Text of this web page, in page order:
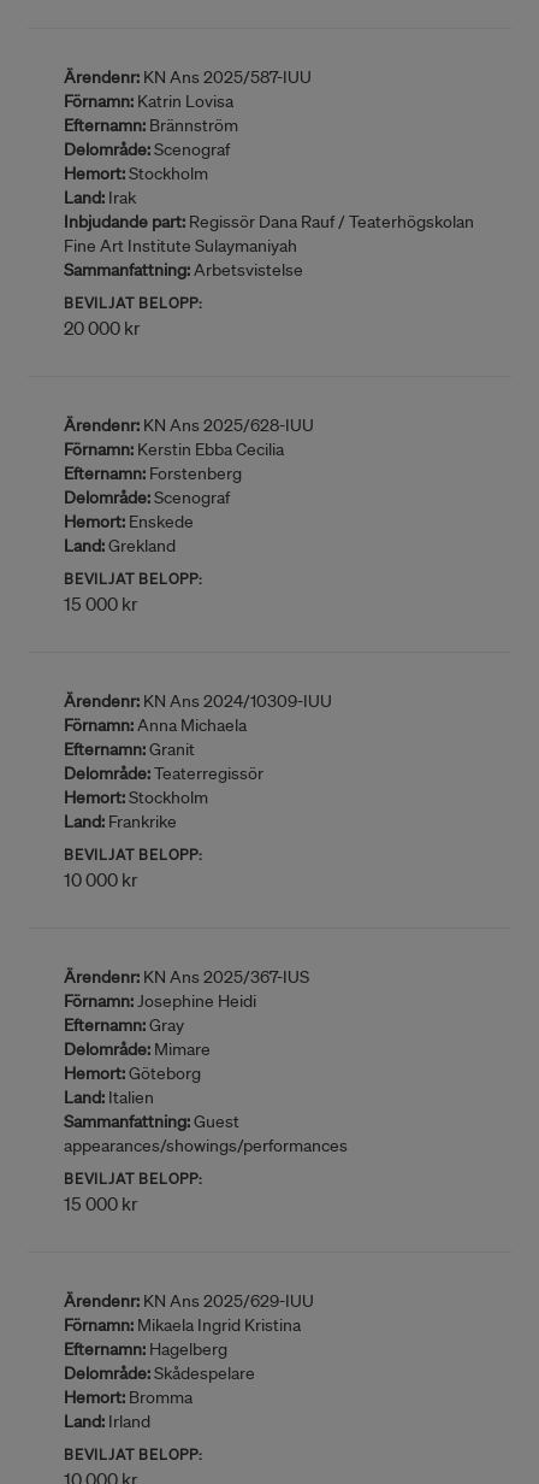
Ärendenr: KN Ans 2025/587-IUU
Förnamn: Katrin Lovisa
Efternamn: Brännström
Delområde:Scenograf
Hemort:Stockholm
Land: Irak
Inbjudande part: Regissör Dana Rauf / Teaterhögskolan
Fine Art Institute Sulaymaniyah
Sammanfattning:Arbetsvistelse
BEVILJAT BELOPP:
20 000 kr
Ärendenr: KN Ans 2025/628-IUU
Förnamn: Kerstin Ebba Cecilia
Efternamn: Forstenberg
Delområde:Scenograf
Hemort: Enskede
Land:Grekland
BEVILJAT BELOPP:
15 000 kr
Ärendenr: KN Ans 2024/10309-IUU
Förnamn:Anna Michaela
Efternamn:Granit
Delområde:Teaterregissör
Hemort:Stockholm
Land: Frankrike
BEVILJAT BELOPP:
10 000 kr
Ärendenr: KN Ans 2025/367-IUS
Förnamn:Josephine Heidi
Efternamn:Gray
Delområde: Mimare
Hemort:Göteborg
Land: Italien
Sammanfattning:Guest
appearances/showings/performances
BEVILJAT BELOPP:
15 000 kr
Ärendenr: KN Ans 2025/629-IUU
Förnamn: Mikaela Ingrid Kristina
Efternamn: Hagelberg
Delområde:Skådespelare
Hemort: Bromma
Land: Irland
BEVILJAT BELOPP:
10 000 kr